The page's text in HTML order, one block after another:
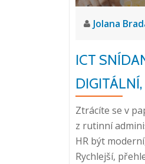
Jolana
ICT
Ztrácíte se v
z rutinní
HR být
Rychlejší,